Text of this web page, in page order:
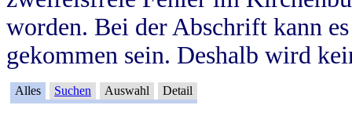
worden. Bei der Abschrift kann
gekommen sein. Deshalb wird
Alles Suchen Auswahl Detail